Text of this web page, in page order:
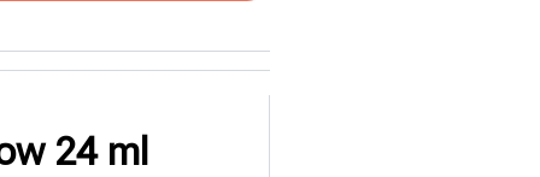
24 ml